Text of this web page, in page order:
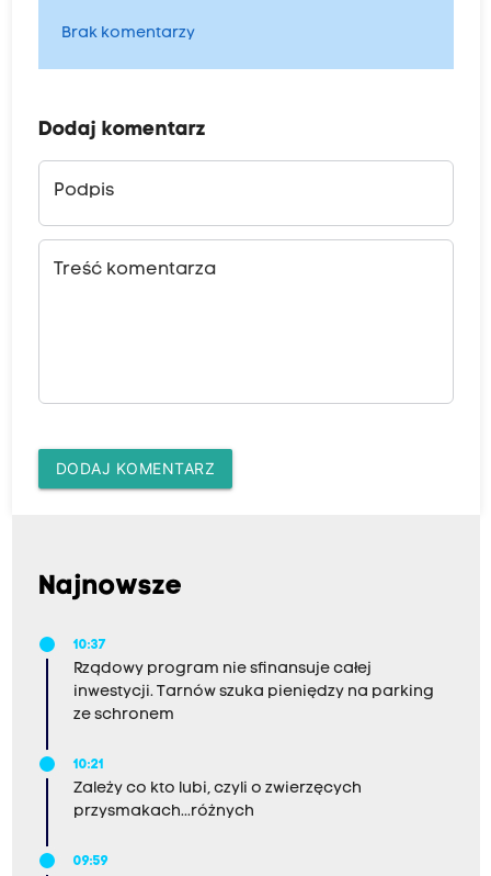
Brak komentarzy
Dodaj komentarz
Podpis
Treść komentarza
DODAJ KOMENTARZ
Najnowsze
10:37
Rządowy program nie sfinansuje całej
inwestycji. Tarnów szuka pieniędzy na parking
ze schronem
10:21
Zależy co kto lubi, czyli o zwierzęcych
przysmakach...różnych
09:59